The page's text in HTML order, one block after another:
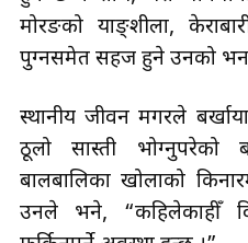
मोरङको याङ्शीला,
पुग्नसमेत सहज हुने उनको
स्थानीय जीवन मगरले
ठूलो सास्ती
बालबालिका खोलाको
उनले भने, “कहिलेकाहीँ